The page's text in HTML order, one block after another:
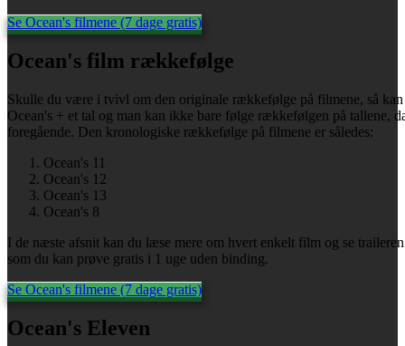
Se Ocean's filmene (7 dage gratis)
Ocean's film rækkefølge
Skulle du være i tvivl om den originale rækkefølge på filmene, så
Ocean's + et tal og man kan ikke bare følge rækkefølgen på tallene,
foregående. Den kronologiske rækkefølge på filmene er således:
Ocean's 11
Ocean's 12
Ocean's 13
Ocean's 8
I de næste afsnit kan du læse mere om hvert enkelt film og se
som du kan prøve gratis i 1 uge uden binding.
Se Ocean's filmene (7 dage gratis)
Ocean's Eleven